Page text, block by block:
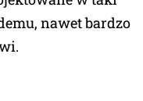
nawet bardzo